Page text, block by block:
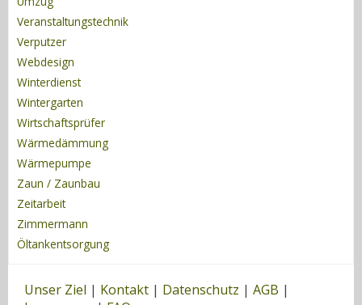
Veranstaltungstechnik
Verputzer
Webdesign
Winterdienst
Wintergarten
Wirtschaftsprüfer
Wärmedämmung
Wärmepumpe
Zaun / Zaunbau
Zeitarbeit
Zimmermann
Öltankentsorgung
Unser Ziel | Kontakt | Datenschutz | AGB |